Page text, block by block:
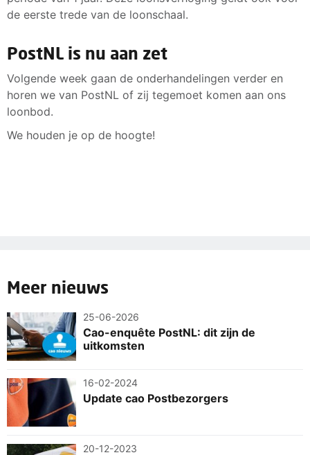
de eerste trede van de loonschaal.
PostNL is nu aan zet
Volgende week gaan de onderhandelingen verder en
horen we van PostNL of zij tegemoet komen aan ons
loonbod.
We houden je op de hoogte!
Meer nieuws
25-06-2026
Cao-enquête PostNL: dit zijn de
uitkomsten
16-02-2024
Update cao Postbezorgers
20-12-2023